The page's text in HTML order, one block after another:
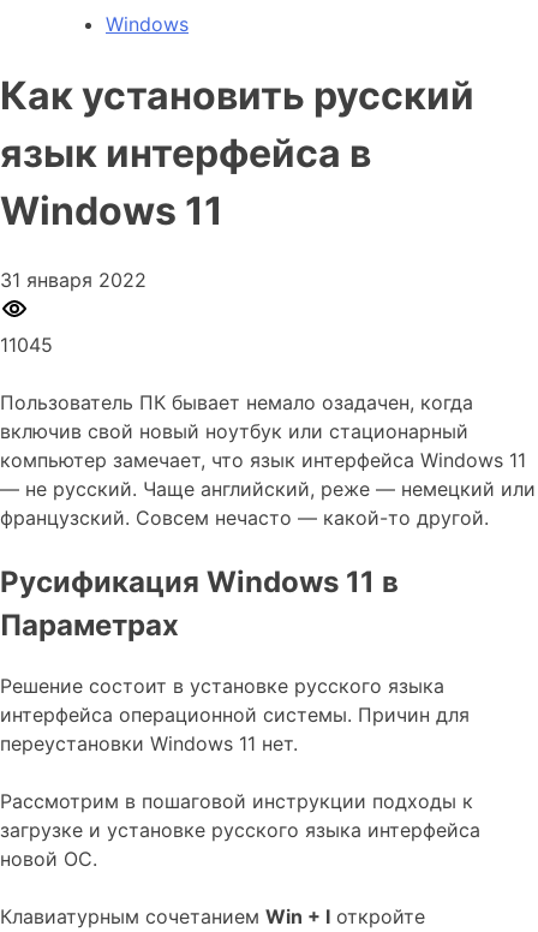
Windows
Как установить русский
язык интерфейса в
Windows 11
31 января 2022
11045
Пользователь ПК бывает немало озадачен, когда
включив свой новый ноутбук или стационарный
компьютер замечает, что язык интерфейса Windows 11
— не русский. Чаще английский, реже — немецкий или
французский. Совсем нечасто — какой-то другой.
Русификация Windows 11 в
Параметрах
Решение состоит в установке русского языка
интерфейса операционной системы. Причин для
переустановки Windows 11 нет.
Рассмотрим в пошаговой инструкции подходы к
загрузке и установке русского языка интерфейса
новой ОС.
Клавиатурным сочетанием Win + I откройте